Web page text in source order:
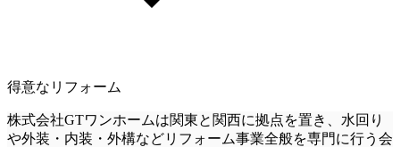
得意なリフォーム
株式会社GTワンホームは関東と関西に拠点を置き、水回り
や外装・内装・外構などリフォーム事業全般を専門に行う会